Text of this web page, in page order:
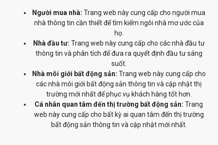
Người mua nhà: Trang web này cung cấp cho người mua
nhà thông tin cần thiết để tìm kiếm ngôi nhà mơ ước của
họ.
Nhà đầu tư: Trang web này cung cấp cho các nhà đầu tư
thông tin và phân tích để đưa ra quyết định đầu tư sáng
suốt.
Nhà môi giới bất động sản: Trang web này cung cấp cho
các nhà môi giới bất động sản thông tin và cập nhật thị
trường mới nhất để phục vụ khách hàng tốt hơn.
Cá nhân quan tâm đến thị trường bất động sản: Trang
web này cung cấp cho bất kỳ ai quan tâm đến thị trường
bất động sản thông tin và cập nhật mới nhất.